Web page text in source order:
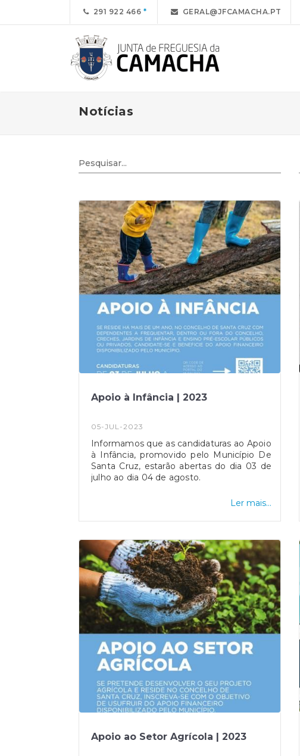
291 922 466 GERAL@JFCAMACHA.PT
Notícias
Apoio à Infância | 2023
05-JUL-2023
Informamos que as candidaturas ao Apoio
à Infância, promovido pelo Município De
Santa Cruz, estarão abertas do dia 03 de
julho ao dia 04 de agosto.
Ler mais...
Apoio ao Setor Agrícola | 2023